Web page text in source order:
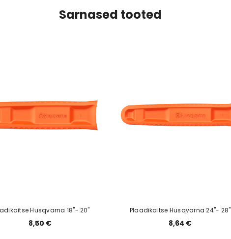
Sarnased tooted
Husqvarna 18"- 20"
8,50 €
Plaadikaitse Husqvarna 24"- 28"
8,64 €